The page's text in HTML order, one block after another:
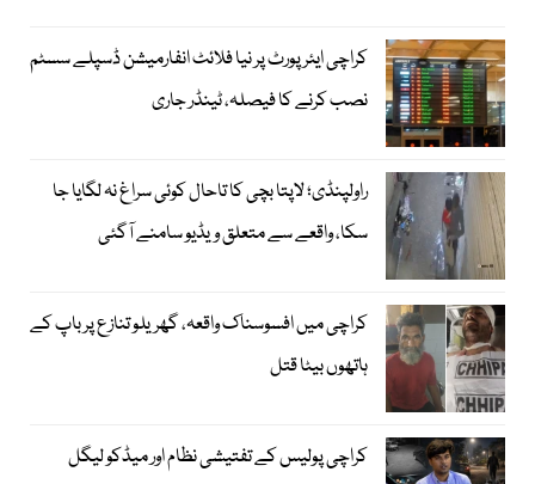
کراچی ایئرپورٹ پر نیا فلائٹ انفارمیشن ڈسپلے سسٹم
نصب کرنے کا فیصلہ، ٹینڈر جاری
راولپنڈی؛ لاپتا بچی کا تاحال کوئی سراغ نہ لگایا جا
سکا، واقعے سے متعلق ویڈیو سامنے آگئی
کراچی میں افسوسناک واقعہ، گھریلو تنازع پر باپ کے
ہاتھوں بیٹا قتل
کراچی پولیس کے تفتیشی نظام اور میڈکو لیگل